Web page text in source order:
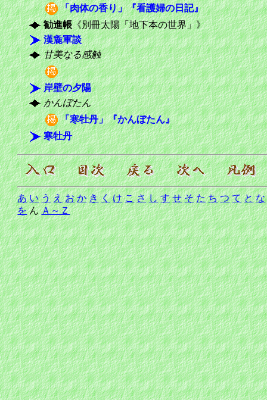
「肉体の香り」『看護婦の日記』
勧進帳《別冊太陽「地下本の世界」》
漢麁軍談
甘美なる感触
岸壁の夕陽
かんぼたん
「寒牡丹」『かんぼたん』
寒牡丹
あ い う え お か き く け こ さ し す せ そ た ち つ て と な
を んＡ～Ｚ